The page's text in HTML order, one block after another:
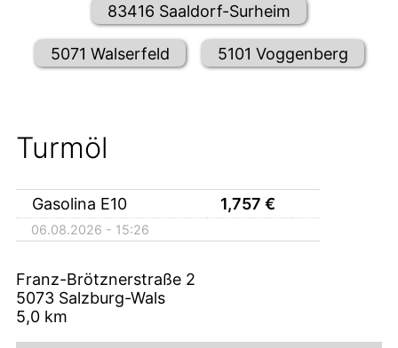
83416 Saaldorf-Surheim
5071 Walserfeld 5101 Voggenberg
Turmöl
Gasolina E10 1,757 €
06.08.2026 - 15:26
Franz-Brötznerstraße 2
5073 Salzburg-Wals
5,0 km